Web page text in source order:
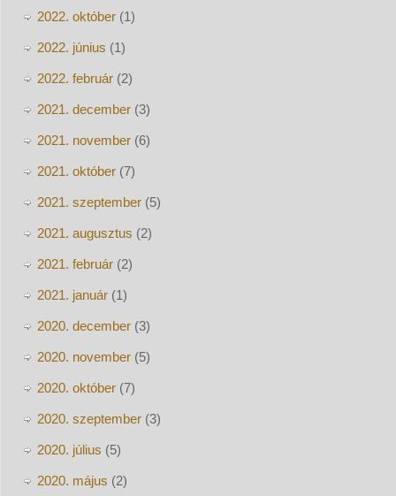
2022. október(1)
2022. június (1)
2022. február(2)
2021. december(3)
2021. november(6)
2021. október(7)
2021. szeptember(5)
2021. augusztus (2)
2021. február(2)
2021. január(1)
2020. december(3)
2020. november(5)
2020. október(7)
2020. szeptember(3)
2020. július (5)
2020. május (2)